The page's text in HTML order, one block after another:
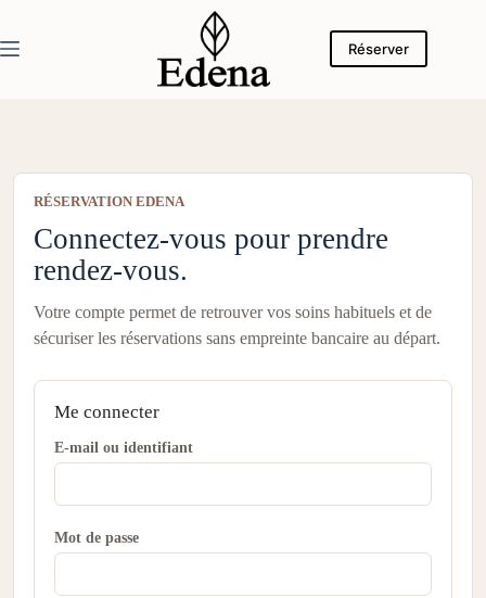
contenu
Réserver
RÉSERVATION EDENA
Connectez-vous pour prendre
rendez-vous.
Votre compte permet de retrouver vos soins habituels et de
sécuriser les réservations sans empreinte bancaire au départ.
Me connecter
E-mail ou identifiant
Mot de passe